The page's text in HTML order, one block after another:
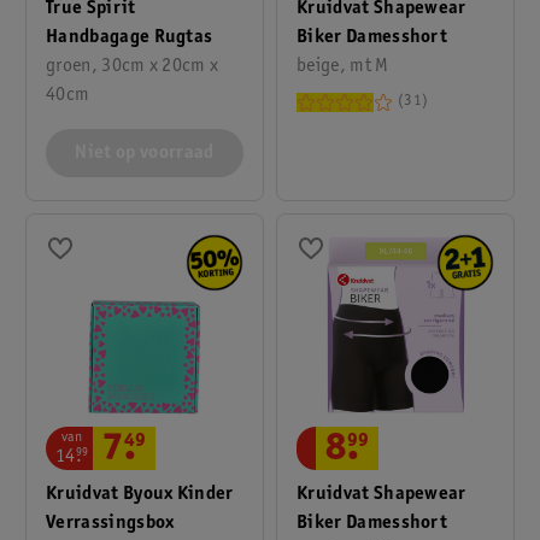
True Spirit
Handbagage Rugtas
groen, 30cm x 20cm x
40cm
Kruidvat Shapewear
Biker Damesshort
beige, mt M
31
Kruidvat Byoux Kinder
Verrassingsbox
van
14.
99 7.
49
Kruidvat Shapewear
Biker Damesshort
8.
99